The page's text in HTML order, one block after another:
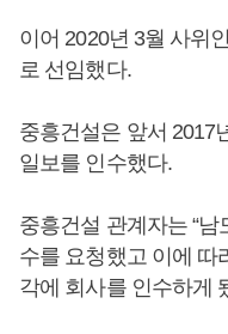
이어 2020년 3월 사위
로 선임했다.
중흥건설은 앞서 2017
일보를 인수했다.
중흥건설 관계자는 “
수를 요청했고 이에 따
각에 회사를 인수하게